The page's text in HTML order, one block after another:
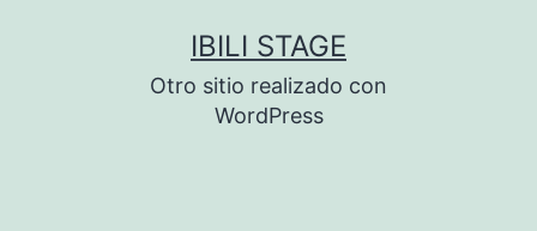
IBILI STAGE
Otro sitio realizado con
WordPress